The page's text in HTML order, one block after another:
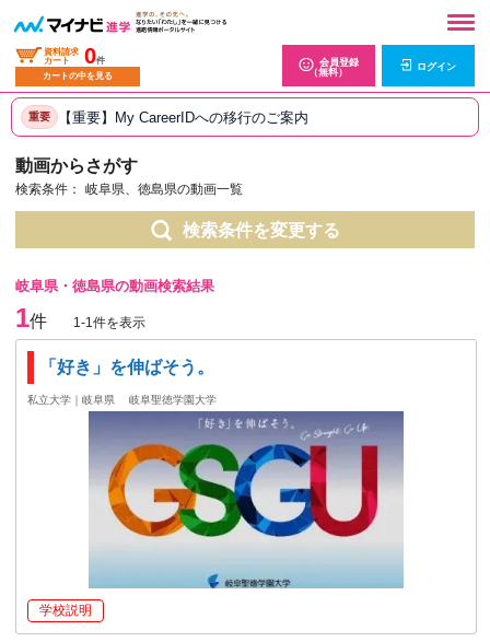
資料請求
カート
0件
カートの中を見る
会員登録
（無料）
ログイン
重要 【重要】My CareerIDへの移行のご案内
動画からさがす
検索条件： 岐阜県、徳島県の動画一覧
検索条件を変更する
岐阜県・徳島県の動画検索結果
1件 1-1件を表示
「好き」を伸ばそう。
私立大学｜岐阜県 岐阜聖徳学園大学
学校説明